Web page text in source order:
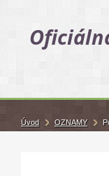
Úvod OZNAMY